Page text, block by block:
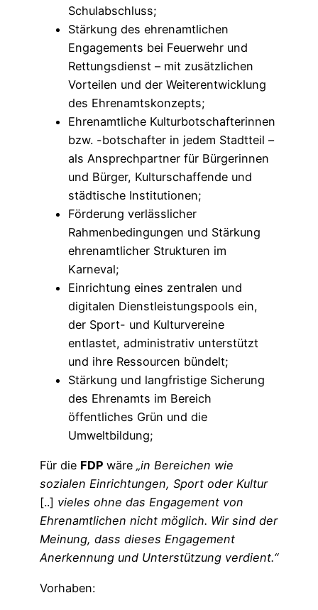
Schulabschluss;
Stärkung des ehrenamtlichen
Engagements bei Feuerwehr und
Rettungsdienst – mit zusätzlichen
Vorteilen und der Weiterentwicklung
des Ehrenamtskonzepts;
Ehrenamtliche Kulturbotschafterinnen
bzw. -botschafter in jedem Stadtteil –
als Ansprechpartner für Bürgerinnen
und Bürger, Kulturschaffende und
städtische Institutionen;
Förderung verlässlicher
Rahmenbedingungen und Stärkung
ehrenamtlicher Strukturen im
Karneval;
Einrichtung eines zentralen und
digitalen Dienstleistungspools ein,
der Sport- und Kulturvereine
entlastet, administrativ unterstützt
und ihre Ressourcen bündelt;
Stärkung und langfristige Sicherung
des Ehrenamts im Bereich
öffentliches Grün und die
Umweltbildung;
Für die FDP wäre „in Bereichen wie
sozialen Einrichtungen, Sport oder Kultur
[..] vieles ohne das Engagement von
Ehrenamtlichen nicht möglich. Wir sind der
Meinung, dass dieses Engagement
Anerkennung und Unterstützung verdient.“
Vorhaben: